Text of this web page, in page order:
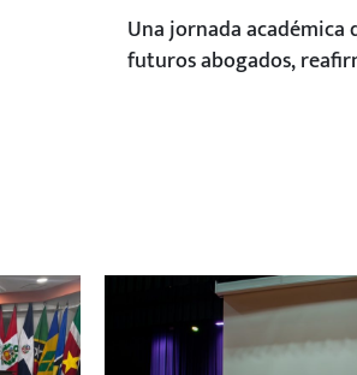
Una jornada
futuros abogados,